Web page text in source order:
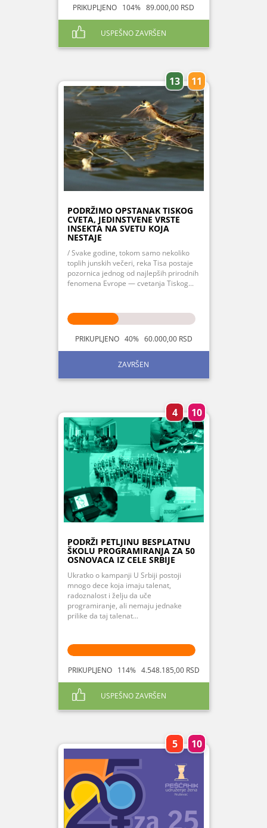
PRIKUPLJENO 104% 89.000,00 RSD
USPEŠNO ZAVRŠEN
13 11
PODRŽIMO OPSTANAK TISKOG
CVETA, JEDINSTVENE VRSTE
INSEKTA NA SVETU KOJA
NESTAJE
/ Svake godine, tokom samo nekoliko
toplih junskih večeri, reka Tisa postaje
pozornica jednog od najlepših prirodnih
fenomena Evrope — cvetanja Tiskog...
PRIKUPLJENO 40% 60.000,00 RSD
ZAVRŠEN
4 10
PODRŽI PETLJINU BESPLATNU
ŠKOLU PROGRAMIRANJA ZA 50
OSNOVACA IZ CELE SRBIJE
Ukratko o kampanji U Srbiji postoji
mnogo dece koja imaju talenat,
radoznalost i želju da uče
programiranje, ali nemaju jednake
prilike da taj talenat...
PRIKUPLJENO 114% 4.548.185,00 RSD
USPEŠNO ZAVRŠEN
5 10